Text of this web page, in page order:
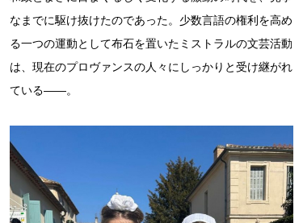
なまでに駆け抜けたのであった。少数言語の権利を高め
る一つの運動として布石を置いたミストラルの文芸活動
は、現在のプロヴァンスの人々にしっかりと受け継がれ
ている――。